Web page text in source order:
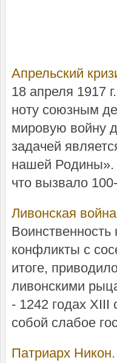
Апрельский
18 апреля 1917
ноту союзным
мировую войну
задачей
нашей Родины».
что вызвало
Ливонская война
конфликты с
итоге,
ливонскими
- 1242 годах XIII
собой слабое
Патриарх Никон.